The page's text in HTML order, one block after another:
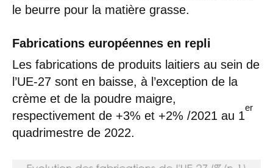
le beurre pour la matière grasse.
Fabrications européennes en repli
Les fabrications de produits laitiers au sein de
l’UE-27 sont en baisse, à l’exception de la
crème et de la poudre maigre,
respectivement de +3% et +2% /2021 au 1
er
quadrimestre de 2022.